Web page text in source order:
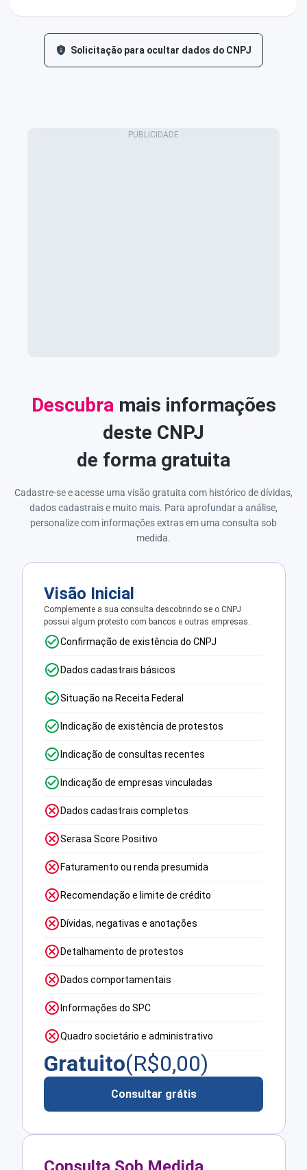
Solicitação para ocultar dados do CNPJ
Descubra mais informações
deste CNPJ
de forma gratuita
Cadastre-se e acesse uma visão gratuita com histórico de dívidas,
dados cadastrais e muito mais. Para aprofundar a análise,
personalize com informações extras em uma consulta sob
medida.
Visão Inicial
Complemente a sua consulta descobrindo se o CNPJ
possui algum protesto com bancos e outras empresas.
Confirmação de existência do CNPJ
Dados cadastrais básicos
Situação na Receita Federal
Indicação de existência de protestos
Indicação de consultas recentes
Indicação de empresas vinculadas
Dados cadastrais completos
Serasa Score Positivo
Faturamento ou renda presumida
Recomendação e limite de crédito
Dívidas, negativas e anotações
Detalhamento de protestos
Dados comportamentais
Informações do SPC
Quadro societário e administrativo
Gratuito(R$0,00)
Consultar grátis